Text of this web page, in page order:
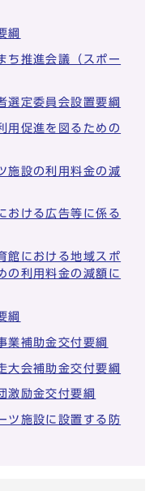
綱
ち推進会議（スポー
選定委員会設置要綱
用促進を図るための
施設の利用料金の減
おける広告等に係る
館における地域スポ
の利用料金の減額に
綱
業補助金交付要綱
大会補助金交付要綱
激励金交付要綱
ツ施設に設置する防